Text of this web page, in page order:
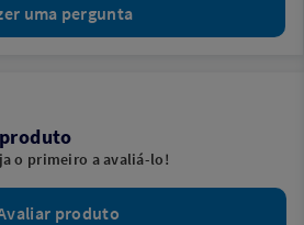
uma pergunta
o primeiro a avaliá-lo!
produto